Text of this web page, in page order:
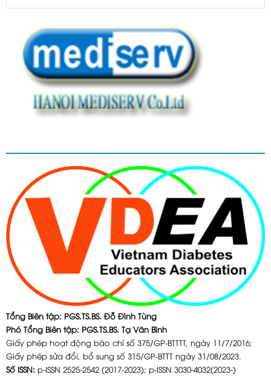
Tổng Biên tập: PGS.TS.BS. Đỗ Đình Tùng
Phó Tổng Biên tập: PGS.TS.BS. Tạ Văn Bình
Giấy phép hoạt động báo chí số 375/GP-BTTTT, ngày 11/7/2016;
Giấy phép sửa đổi, bổ sung số 315/GP-BTTT ngày 31/08/2023.
Số ISSN: p-ISSN 2525-2542 (2017-2023); p-ISSN 3030-4032(2023-)